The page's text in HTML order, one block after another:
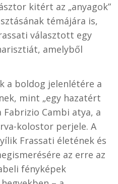
kitért az „anyagok”
témájára is,
választott egy
amelyből
a boldog jelenlétére a
mint „egy hazatért
Cambi atya, a
kolostor perjele. A
Frassati életének és
az erre az
fényképek